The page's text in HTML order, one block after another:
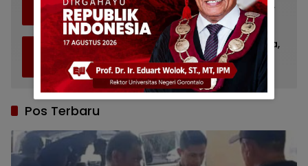
4
Baiturrahman Limboto, Kirim Doa untuk
Almarhum Rachmat Gobel
Juli 14, 2026 1140
Bupati Gorontalo Ziarah ke TMP Kalibata,
Ingat Sosok Rachmat Gobel
Juli 11, 2026 856
Pos Terbaru